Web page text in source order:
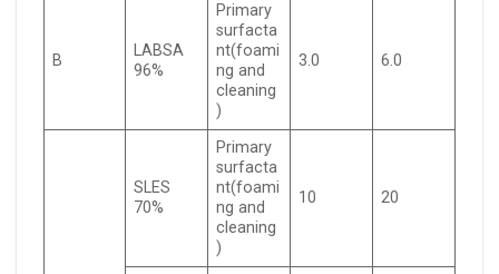
B
LABSA
96%
Primary
surfacta
nt(foami
ng and
cleaning
)
3.0 6.0
SLES
70%
Primary
surfacta
nt(foami
ng and
cleaning
)
10 20